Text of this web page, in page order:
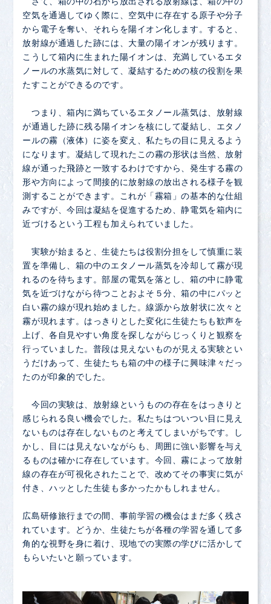
空気を通過してゆく際に、空気中に存在する原子や分子
から電子を奪い、それらを陽イオン化します。すると、
放射線が通過した跡には、大量の陽イオンが残ります。
こうして箱内に生まれた陽イオンは、充満しているエタ
ノールの水蒸気に対して、凝結するための核の役割を果
たすことができるのです。
つまり、箱内に満ちているエタノール蒸気は、放射線
が通過した跡に残る陽イオンを核にして凝結し、エタノ
ールの霧（液体）に姿を変え、私たちの目に見えるよう
になります。凝結して現れたこの霧の形状は当然、放射
線が通った飛跡と一致するわけですから、発生する霧の
形や方向によって間接的に放射線の放出される様子を観
測することができます。これが「霧箱」の基本的な仕組
みですが、今回は凝結を促進するため、静電気を箱内に
近づけるという工程も加えられていました。
実験が始まると、生徒たちは役割分担をして慎重に装
置を準備し、箱の中のエタノール蒸気を冷却して霧が現
れるのを待ちます。部屋の電気を落とし、箱の中に静電
気を近づけながら待つことおよそ５分、箱の中にパッと
白い霧の線が現れ始めました。線源から放射状に次々と
霧が現れます。はっきりとした変化に生徒たちも歓声を
上げ、各自見やすい角度を探しながらじっくりと観察を
行っていました。普段は見えないものが見える実験とい
うだけあって、生徒たちも箱の中の様子に興味津々だっ
たのが印象的でした。
今回の実験は、放射線というものの存在をはっきりと
感じられる良い機会でした。私たちはついつい目に見え
ないものは存在しないものと考えてしまいがちです。し
かし、目には見えないながらも、周囲に強い影響を与え
るものは確かに存在しています。今回、霧によって放射
線の存在が可視化されたことで、改めてその事実に気が
付き、ハッとした生徒も多かったかもしれません。
広島研修旅行までの間、事前学習の機会はまだ多く残さ
れています。どうか、生徒たちが各種の学習を通して多
角的な視野を身に着け、現地での実際の学びに活かして
もらいたいと願っています。